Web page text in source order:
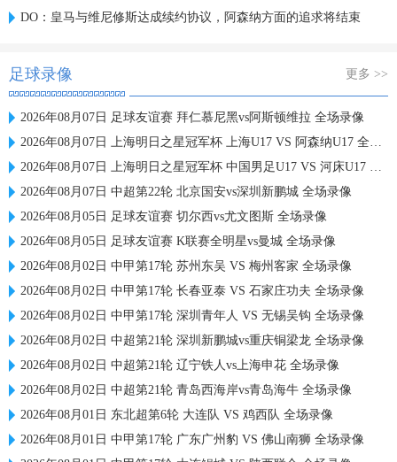
DO：皇马与维尼修斯达成续约协议，阿森纳方面的追求将结束
足球录像 更多 >>
2026年08月07日 足球友谊赛 拜仁慕尼黑vs阿斯顿维拉 全场录像
2026年08月07日 上海明日之星冠军杯 上海U17 VS 阿森纳U17 全场录像
2026年08月07日 上海明日之星冠军杯 中国男足U17 VS 河床U17 全场录像
2026年08月07日 中超第22轮 北京国安vs深圳新鹏城 全场录像
2026年08月05日 足球友谊赛 切尔西vs尤文图斯 全场录像
2026年08月05日 足球友谊赛 K联赛全明星vs曼城 全场录像
2026年08月02日 中甲第17轮 苏州东吴 VS 梅州客家 全场录像
2026年08月02日 中甲第17轮 长春亚泰 VS 石家庄功夫 全场录像
2026年08月02日 中甲第17轮 深圳青年人 VS 无锡吴钩 全场录像
2026年08月02日 中超第21轮 深圳新鹏城vs重庆铜梁龙 全场录像
2026年08月02日 中超第21轮 辽宁铁人vs上海申花 全场录像
2026年08月02日 中超第21轮 青岛西海岸vs青岛海牛 全场录像
2026年08月01日 东北超第6轮 大连队 VS 鸡西队 全场录像
2026年08月01日 中甲第17轮 广东广州豹 VS 佛山南狮 全场录像